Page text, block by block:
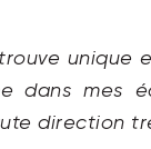
dans mes
direction